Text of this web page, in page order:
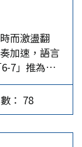
於紀念館中
觀和弔唁的
鋼橋、昏暗
累白骨，讓
館內其他許
起止時間的
名單牆，由
頭顱、遭活
置武器，
台」，與入
國的領土。
驤、吳湯興
軍抗日，到
月上旬的台
割台的浴血
譜寫了一部
渡海來到
51年，漳州
兢兢業業，
人尊敬的望
時，林朝棟
反殖民，參
日戰爭。
來證明有國
而激盪翻
加速，語言
7」推為
語言的神殿
揮著手興奮
站在潮流的
： 78